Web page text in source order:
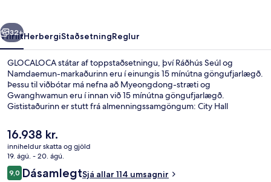
Næsta
32+
YfirlitHerbergiStaðsetningReglur
GLOCALOCA státar af toppstaðsetningu, því Ráðhús Seúl og
Namdaemun-markaðurinn eru í einungis 15 mínútna göngufjarlægð.
Þessu til viðbótar má nefna að Myeongdong-stræti og
Gwanghwamun eru í innan við 15 mínútna göngufjarlægð.
Gististaðurinn er stutt frá almenningssamgöngum: City Hall
lestarstöðin í 5 mínútna.
Núverandi
verð
er
16.938 kr.
16.938 kr.
inniheldur skatta og gjöld
19. ágú. - 20. ágú.
Umsagnir
9,09,0 af 10
DásamlegtSjá allar 114 umsagnir